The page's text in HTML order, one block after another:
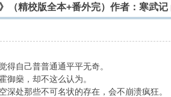
索
（精校版全本+番外完）作者：寒武记
自己普普通通平平无奇。
燊，却不这么认为。
处那些不可名状的存在，会不崩溃疯狂。